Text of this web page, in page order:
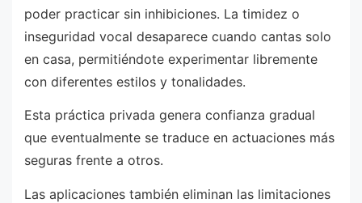
poder practicar sin inhibiciones. La timidez o
inseguridad vocal desaparece cuando cantas solo
en casa, permitiéndote experimentar libremente
con diferentes estilos y tonalidades.
Esta práctica privada genera confianza gradual
que eventualmente se traduce en actuaciones más
seguras frente a otros.
Las aplicaciones también eliminan las limitaciones